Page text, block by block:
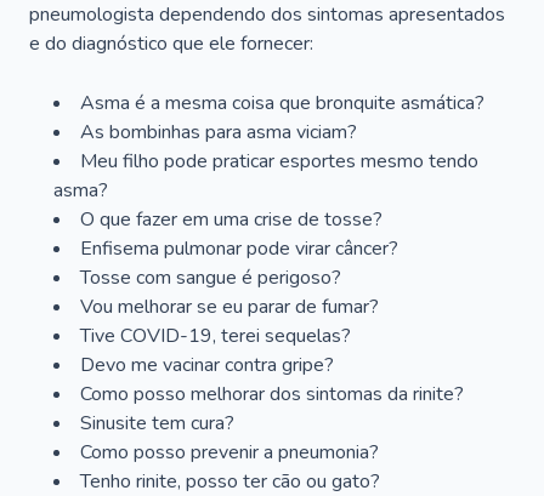
pneumologista dependendo dos sintomas apresentados
e do diagnóstico que ele fornecer:
Asma é a mesma coisa que bronquite asmática?
As bombinhas para asma viciam?
Meu filho pode praticar esportes mesmo tendo
asma?
O que fazer em uma crise de tosse?
Enfisema pulmonar pode virar câncer?
Tosse com sangue é perigoso?
Vou melhorar se eu parar de fumar?
Tive COVID-19, terei sequelas?
Devo me vacinar contra gripe?
Como posso melhorar dos sintomas da rinite?
Sinusite tem cura?
Como posso prevenir a pneumonia?
Tenho rinite, posso ter cão ou gato?